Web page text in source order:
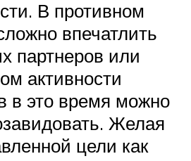
В противном
впечатлить
партнеров или
активности
в это время можно
Желая
цели как